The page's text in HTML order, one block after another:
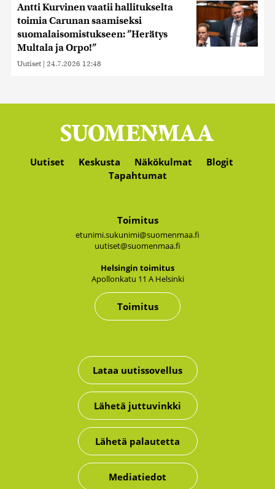
Antti Kurvinen vaatii hallitukselta
toimia Carunan saamiseksi
suomalaisomistukseen: ”Herätys
Multala ja Orpo!”
Uutiset | 24.7.2026 12:48
Uutiset Keskusta Näkökulmat
Blogit
Tapahtumat
Toimitus
etunimi.sukunimi@suomenmaa.fi
uutiset@suomenmaa.fi
Hel­sin­gin toi­mi­tus
Apol­lon­ka­tu 11 A Hel­sin­ki
Toimitus
Lataa uutissovellus
Lähetä juttuvinkki
Lähetä palautetta
Mediatiedot